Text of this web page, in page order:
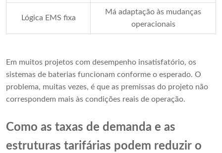
Lógica EMS fixa
Má adaptação às mudanças
operacionais
Em muitos projetos com desempenho insatisfatório, os
sistemas de baterias funcionam conforme o esperado. O
problema, muitas vezes, é que as premissas do projeto não
correspondem mais às condições reais de operação.
Como as taxas de demanda e as
estruturas tarifárias podem reduzir o